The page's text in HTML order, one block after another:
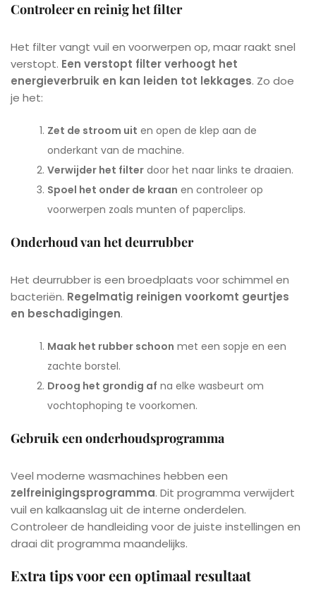
Controleer en reinig het filter
Het filter vangt vuil en voorwerpen op, maar raakt snel
verstopt. Een verstopt filter verhoogt het
energieverbruik en kan leiden tot lekkages. Zo doe
je het:
Zet de stroom uit en open de klep aan de
onderkant van de machine.
Verwijder het filter door het naar links te draaien.
Spoel het onder de kraan en controleer op
voorwerpen zoals munten of paperclips.
Onderhoud van het deurrubber
Het deurrubber is een broedplaats voor schimmel en
bacteriën. Regelmatig reinigen voorkomt geurtjes
en beschadigingen.
Maak het rubber schoon met een sopje en een
zachte borstel.
Droog het grondig af na elke wasbeurt om
vochtophoping te voorkomen.
Gebruik een onderhoudsprogramma
Veel moderne wasmachines hebben een
zelfreinigingsprogramma. Dit programma verwijdert
vuil en kalkaanslag uit de interne onderdelen.
Controleer de handleiding voor de juiste instellingen en
draai dit programma maandelijks.
Extra tips voor een optimaal resultaat